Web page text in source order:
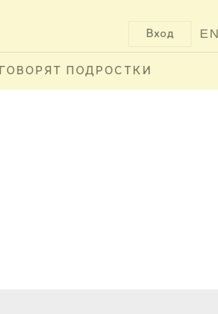
EN
Вход
ГОВОРЯТ ПОДРОСТКИ